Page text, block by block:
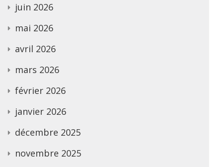
juin 2026
mai 2026
avril 2026
mars 2026
février 2026
janvier 2026
décembre 2025
novembre 2025